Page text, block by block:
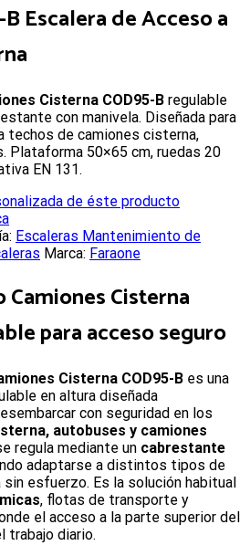
Escalera de Acceso a
Cisterna COD95-B regulable
con manivela. Diseñada para
techos de camiones cisterna,
Plataforma 50×65 cm, ruedas 20
EN 131.
de éste producto
Escaleras Mantenimiento de
Marca: Faraone
Camiones Cisterna
para acceso seguro
Cisterna COD95-B es una
en altura diseñada
con seguridad en los
autobuses y camiones
regula mediante un cabrestante
adaptarse a distintos tipos de
sin esfuerzo. Es la solución habitual
, flotas de transporte y
el acceso a la parte superior del
trabajo diario.